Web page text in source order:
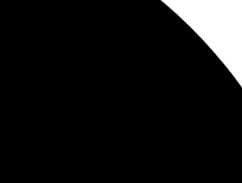
печати на высоте, цвета яркие и